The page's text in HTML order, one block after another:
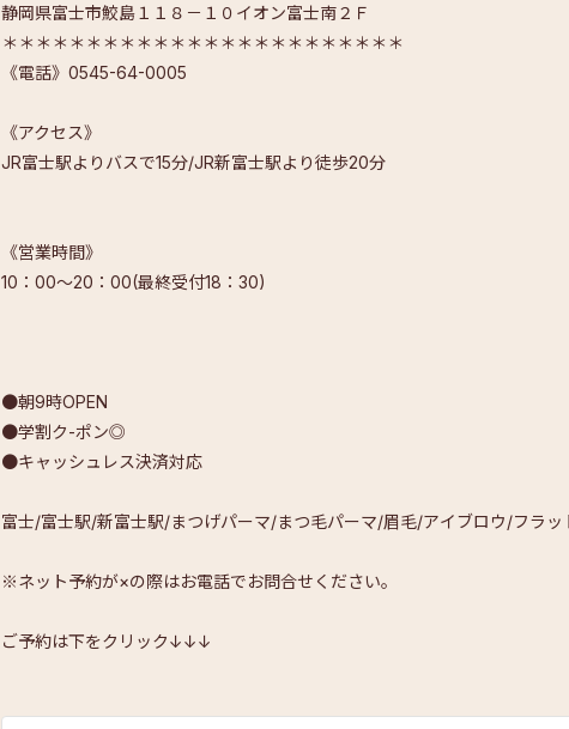
静岡県富士市鮫島１１８－１０イオン富士南２Ｆ
＊＊＊＊＊＊＊＊＊＊＊＊＊＊＊＊＊＊＊＊＊＊＊＊
《電話》0545-64-0005
《アクセス》
JR富士駅よりバスで15分/JR新富士駅より徒歩20分
《営業時間》
10：00～20：00(最終受付18：30)
●朝9時OPEN
●学割ク-ポン◎
●キャッシュレス決済対応
富士/富士駅/新富士駅/まつげパーマ/まつ毛パーマ/眉毛/アイブロウ/フラッ
※ネット予約が×の際はお電話でお問合せください。
ご予約は下をクリック↓↓↓